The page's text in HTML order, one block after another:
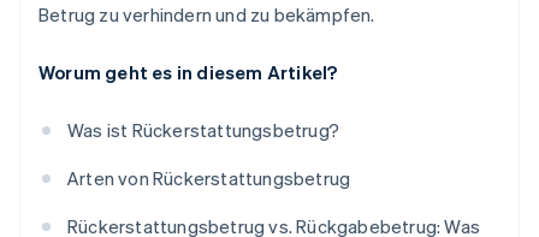
Betrug zu verhindern und zu bekämpfen.
Worum geht es in diesem Artikel?
Was ist Rückerstattungsbetrug?
Arten von Rückerstattungsbetrug
Rückerstattungsbetrug vs. Rückgabebetrug: Was